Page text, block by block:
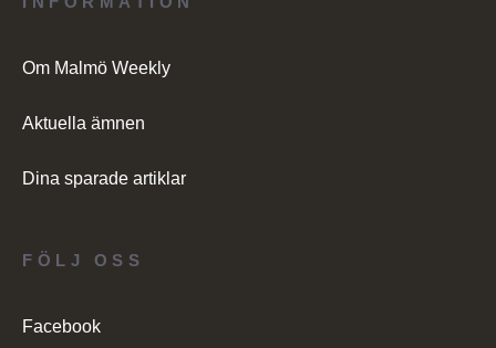
Om Malmö Weekly
Aktuella ämnen
Dina sparade artiklar
FÖLJ OSS
Facebook